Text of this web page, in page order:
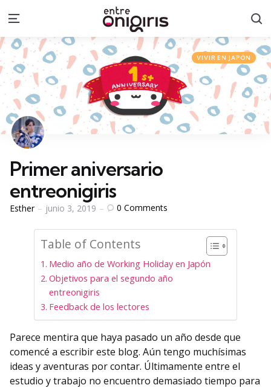
Menu
Categories
Posted
in
VIVIR EN JAPÓN
Primer aniversario
entreonigiris
Posted
Esther junio 3, 2019 0 Comments
Table of Contents
Medio año de Working Holiday en Japón
Objetivos para el segundo año
entreonigiris
Feedback de los lectores
Parece mentira que haya pasado un año desde que
comencé a escribir este blog. Aún tengo muchísimas
ideas y aventuras por contar. Últimamente entre el
estudio y trabajo no encuentro demasiado tiempo para